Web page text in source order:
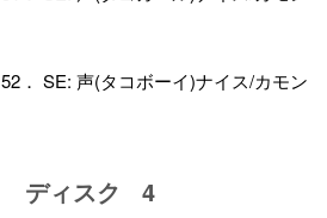
52． SE: 声(タコボーイ)ナイス/カモン
ディスク 4